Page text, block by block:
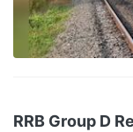
RRB Group D